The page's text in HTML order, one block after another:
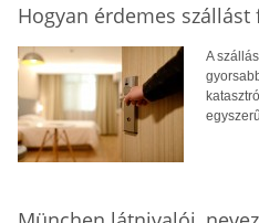
Hogyan érdemes szállást
A